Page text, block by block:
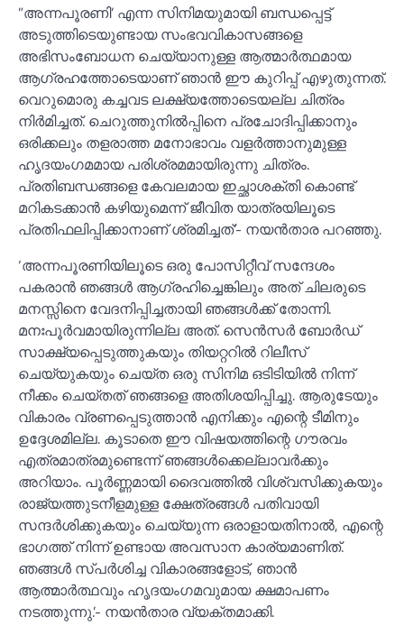
”അന്നപൂരണി’ എന്ന സിനിമയുമായി ബന്ധപ്പെട്ട്
അടുത്തിടെയുണ്ടായ സംഭവവികാസങ്ങളെ
അഭിസംബോധന ചെയ്യാനുള്ള ആത്മാര്‍ത്ഥമായ
ആഗ്രഹത്തോടെയാണ് ഞാന്‍ ഈ കുറിപ്പ് എഴുതുന്നത്.
വെറുമൊരു കച്ചവട ലക്ഷ്യത്തോടെയല്ല ചിത്രം
നിര്‍മിച്ചത്. ചെറുത്തുനില്‍പ്പിനെ പ്രചോദിപ്പിക്കാനും
ഒരിക്കലും തളരാത്ത മനോഭാവം വളര്‍ത്താനുമുള്ള
ഹൃദയംഗമമായ പരിശ്രമമായിരുന്നു ചിത്രം.
പ്രതിബന്ധങ്ങളെ കേവലമായ ഇച്ഛാശക്തി കൊണ്ട്
മറികടക്കാന്‍ കഴിയുമെന്ന് ജീവിത യാത്രയിലൂടെ
പ്രതിഫലിപ്പിക്കാനാണ് ശ്രമിച്ചത്’- നയന്‍താര പറഞ്ഞു.
‘അന്നപൂരണിയിലൂടെ ഒരു പോസിറ്റീവ് സന്ദേശം
പകരാന്‍ ഞങ്ങള്‍ ആഗ്രഹിച്ചെങ്കിലും അത് ചിലരുടെ
മനസ്സിനെ വേദനിപ്പിച്ചതായി ഞങ്ങള്‍ക്ക് തോന്നി.
മനഃപൂര്‍വമായിരുന്നില്ല അത്. സെന്‍സര്‍ ബോര്‍ഡ്
സാക്ഷ്യപ്പെടുത്തുകയും തിയറ്ററില്‍ റിലീസ്
ചെയ്യുകയും ചെയ്ത ഒരു സിനിമ ഒടിടിയില്‍ നിന്ന്
നീക്കം ചെയ്തത് ഞങ്ങളെ അതിശയിപ്പിച്ചു. ആരുടേയും
വികാരം വ്രണപ്പെടുത്താന്‍ എനിക്കും എന്റെ ടീമിനും
ഉദ്ദേശമില്ല. കൂടാതെ ഈ വിഷയത്തിന്റെ ഗൗരവം
എത്രമാത്രമുണ്ടെന്ന് ഞങ്ങള്‍ക്കെല്ലാവര്‍ക്കും
അറിയാം. പൂര്‍ണ്ണമായി ദൈവത്തില്‍ വിശ്വസിക്കുകയും
രാജ്യത്തുടനീളമുള്ള ക്ഷേത്രങ്ങള്‍ പതിവായി
സന്ദര്‍ശിക്കുകയും ചെയ്യുന്ന ഒരാളായതിനാല്‍, എന്റെ
ഭാഗത്ത് നിന്ന് ഉണ്ടായ അവസാന കാര്യമാണിത്.
ഞങ്ങള്‍ സ്പര്‍ശിച്ച വികാരങ്ങളോട്, ഞാന്‍
ആത്മാര്‍ത്ഥവും ഹൃദയംഗമവുമായ ക്ഷമാപണം
നടത്തുന്നു.’- നയന്‍താര വ്യക്തമാക്കി.